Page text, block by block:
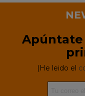
Apúntate
(He leido el